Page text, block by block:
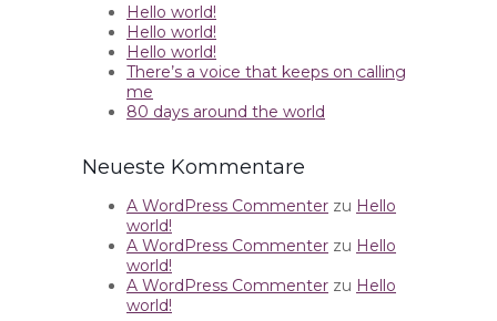
Hello world!
Hello world!
Hello world!
There’s a voice that keeps on calling
me
80 days around the world
Neueste Kommentare
A WordPress Commenter zu Hello
world!
A WordPress Commenter zu Hello
world!
A WordPress Commenter zu Hello
world!